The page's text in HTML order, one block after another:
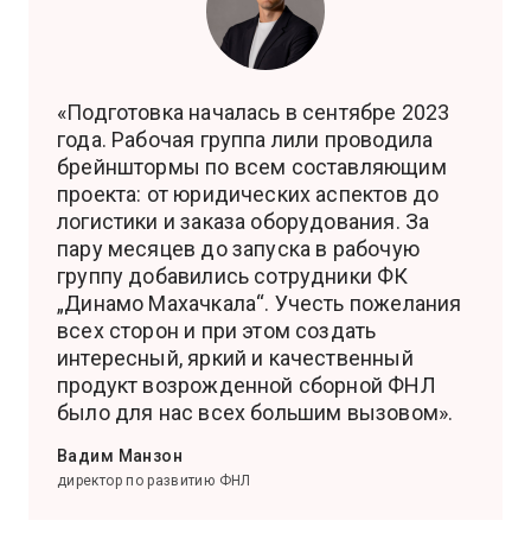
«Подготовка началась в сентябре 2023
года. Рабочая группа лили проводила
брейнштормы по всем составляющим
проекта: от юридических аспектов до
логистики и заказа оборудования. За
пару месяцев до запуска в рабочую
группу добавились сотрудники ФК
„Динамо Махачкала“. Учесть пожелания
всех сторон и при этом создать
интересный, яркий и качественный
продукт возрожденной сборной ФНЛ
было для нас всех большим вызовом».
Вадим Манзон
директор по развитию ФНЛ